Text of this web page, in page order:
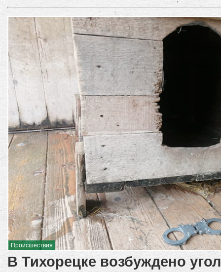
Происшествия
В Тихорецке возбуждено